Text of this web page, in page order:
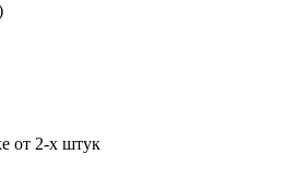
от 2-х штук